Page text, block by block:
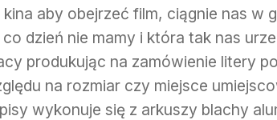
kina aby obejrzeć film, ciągnie nas
co dzień nie mamy i która tak nas
produkując na zamówienie litery
na rozmiar czy miejsce
wykonuje się z arkuszy blachy